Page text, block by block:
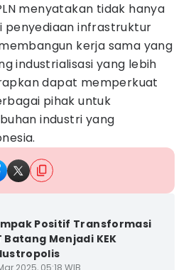
menyatakan tidak hanya
penyediaan infrastruktur
kerja sama yang
industrialisasi yang lebih
dapat memperkuat
pihak untuk
industri yang
Positif Transformasi
Batang Menjadi KEK
2025, 05:18 WIB